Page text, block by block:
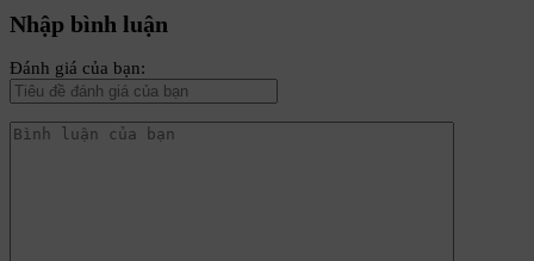
Nhập bình luận
Đánh giá của bạn: